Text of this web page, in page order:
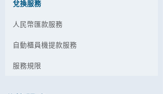
兌換服務
人民幣匯款服務
自動櫃員機提款服務
服務規限